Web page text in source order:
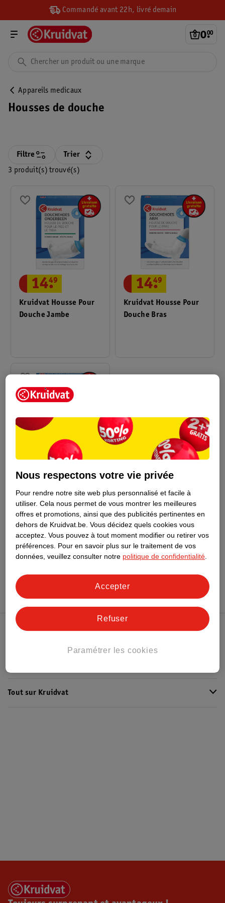
Commandé avant 22h, livré demain
0.
00
Appareils medicaux
Housses de douche
3 produit(s) trouvé(s)
Filtre Trier
Kruidvat Housse Pour
Douche Jambe
14.
49
Kruidvat Housse Pour
Douche Bras
14.
49
Kruidvat Housse Pour
Douche Avant-Bras
14.
49
Tout sur Kruidvat
Nous respectons votre vie privée
Pour rendre notre site web plus personnalisé et facile à
utiliser. Cela nous permet de vous montrer les meilleures
offres et promotions, ainsi que des publicités pertinentes en
dehors de Kruidvat.be. Vous décidez quels cookies vous
acceptez. Vous pouvez à tout moment modifier ou retirer vos
préférences. Pour en savoir plus sur le traitement de vos
données, veuillez consulter notre politique de confidentialité
Paramétrer les cookies
Refuser
Accepter